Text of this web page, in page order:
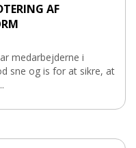
AF
medarbejderne i
sne og is for at sikre, at